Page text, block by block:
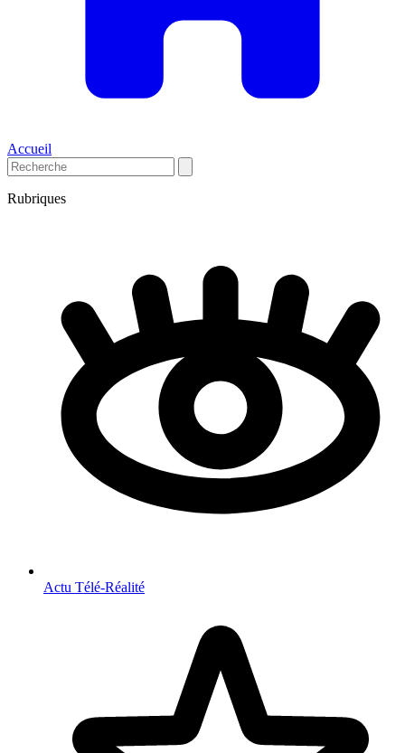
Accueil
Rubriques
Actu Télé-Réalité